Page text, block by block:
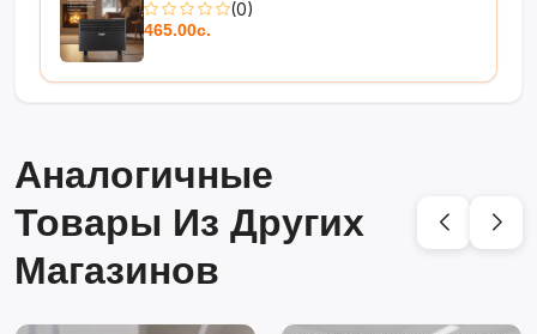
(0)
465.00с.
Аналогичные
Товары Из Других
Магазинов